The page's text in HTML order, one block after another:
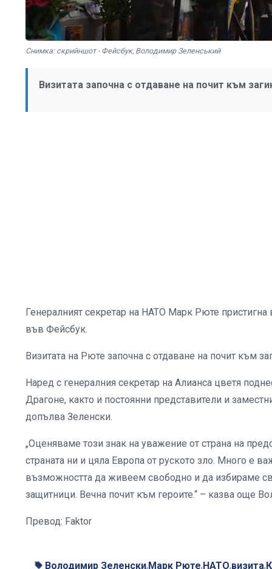
Снимка: скрийншот - Фейсбук, Володимир Зеленський
Визитата започна с отдаване на почит към
Генералният секретар на НАТО Марк Рюте
във Фейсбук.
Визитата на Рюте започна с отдаване на почит към
Наред с генералния секретар на Алианса цветя
Драгоне, както и постоянни представители и
допълва Зеленски.
„Оценяваме този знак на уважение от страна на
страната ни и цяла Европа от руското зло. Много е
възможността да живеем свободно и да избираме
защитници. Вечна почит към героите.“ – казва още
Превод: Faktor
Володимир Зеленски,Марк Рюте,НАТО,визита,